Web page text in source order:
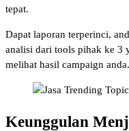
tepat.
Dapat laporan terperinci,
analisi dari tools pihak ke 3
melihat hasil campaign anda.
Keunggulan